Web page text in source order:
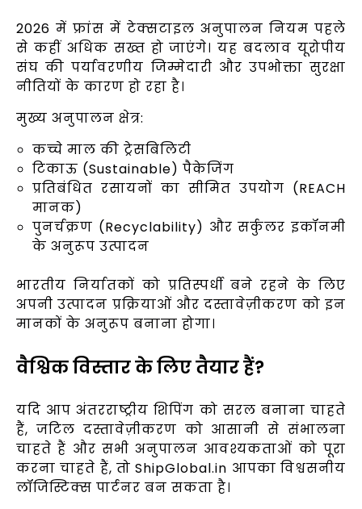
2026 में फ्रांस में टेक्सटाइल अनुपालन नियम पहले
से कहीं अधिक सख्त हो जाएंगे। यह बदलाव यूरोपीय
संघ की पर्यावरणीय जिम्मेदारी और उपभोक्ता सुरक्षा
नीतियों के कारण हो रहा है।
मुख्य अनुपालन क्षेत्र:
कच्चे माल की ट्रेसबिलिटी
टिकाऊ (Sustainable) पैकेजिंग
प्रतिबंधित रसायनों का सीमित उपयोग (REACH
मानक)
पुनर्चक्रण (Recyclability) और सर्कुलर इकॉनमी
के अनुरूप उत्पादन
भारतीय निर्यातकों को प्रतिस्पर्धी बने रहने के लिए
अपनी उत्पादन प्रक्रियाओं और दस्तावेज़ीकरण को इन
मानकों के अनुरूप बनाना होगा।
वैश्विक विस्तार के लिए तैयार हैं?
यदि आप अंतरराष्ट्रीय शिपिंग को सरल बनाना चाहते
हैं, जटिल दस्तावेज़ीकरण को आसानी से संभालना
चाहते हैं और सभी अनुपालन आवश्यकताओं को पूरा
करना चाहते हैं, तो ShipGlobal.in आपका विश्वसनीय
लॉजिस्टिक्स पार्टनर बन सकता है।